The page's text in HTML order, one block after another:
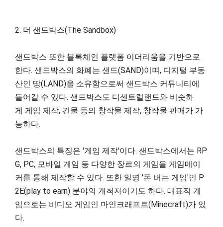
2. 더 샌드박스(The Sandbox)
샌드박스 또한 블록체인 플랫폼 이더리움을 기반으로
한다. 샌드박스의 화폐는 샌드(SAND)이며, 디지털 부동
산인 땅(LAND)을 소유함으로써 샌드박스 커뮤니티에
들어갈 수 있다. 샌드박스도 디센트럴랜드와 비슷하
게 게임 제작, 건물 등의 창작물 제작, 창작물 판매가 가
능하다.
샌드박스의 특징은 '게임 제작'이다. 샌드박스에서는 RP
G, PC, 모바일 게임 등 다양한 장르의 게임을 게임메이
커를 통해 제작할 수 있다. 또한 일명 '돈 버는 게임'인 P
2E(play to earn) 분야의 개척자이기도 하다. 대표적 게
임으로는 비디오 게임인 마인크래프트(Minecraft)가 있
다.